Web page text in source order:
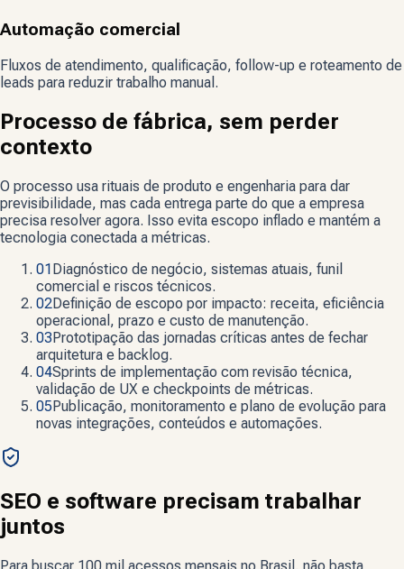
Automação comercial
Fluxos de atendimento, qualificação, follow-up e roteamento de
leads para reduzir trabalho manual.
Processo de fábrica, sem perder
contexto
O processo usa rituais de produto e engenharia para dar
previsibilidade, mas cada entrega parte do que a empresa
precisa resolver agora. Isso evita escopo inflado e mantém a
tecnologia conectada a métricas.
01Diagnóstico de negócio, sistemas atuais, funil
comercial e riscos técnicos.
02Definição de escopo por impacto: receita, eficiência
operacional, prazo e custo de manutenção.
03Prototipação das jornadas críticas antes de fechar
arquitetura e backlog.
04Sprints de implementação com revisão técnica,
validação de UX e checkpoints de métricas.
05Publicação, monitoramento e plano de evolução para
novas integrações, conteúdos e automações.
SEO e software precisam trabalhar
juntos